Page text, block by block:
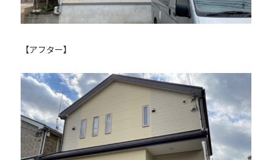
【アフター】